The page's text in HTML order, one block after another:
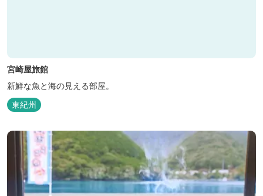
宮崎屋旅館
新鮮な魚と海の見える部屋。
東紀州